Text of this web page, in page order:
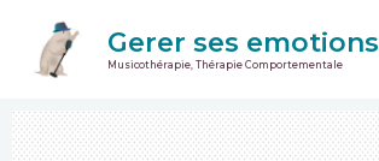
contenu
Gerer ses emotions
Musicothérapie, Thérapie Comportementale